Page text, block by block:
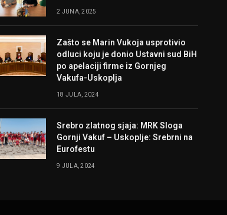
2 JUNA, 2025
Zašto se Marin Vukoja usprotivio
odluci koju je donio Ustavni sud BiH
po apelaciji firme iz Gornjeg
Vakufa-Uskoplja
18 JULA, 2024
Srebro zlatnog sjaja: MRK Sloga
Gornji Vakuf – Uskoplje: Srebrni na
Eurofestu
9 JULA, 2024